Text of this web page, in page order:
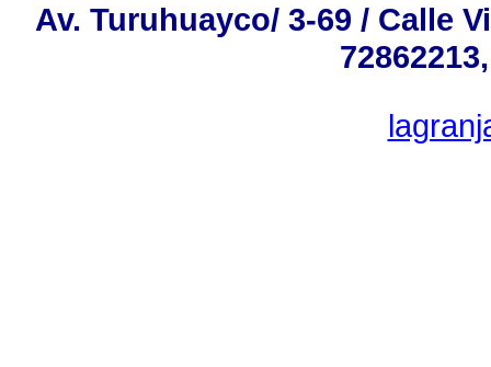
Av. Turuhuayco/ 3-69 / Calle